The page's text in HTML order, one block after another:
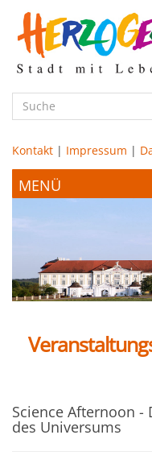
zum
Hauptinhalt
Kontakt | Impressum |
Stadtamt
Politik
Finanzen
Leben &
Gesundheit
Tourismusbüro &
Science Afternoon -
des Universums